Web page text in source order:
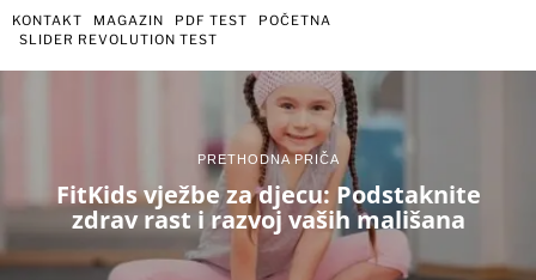
KONTAKT MAGAZIN PDF TEST
POČETNA
SLIDER REVOLUTION TEST
PRETHODNA PRIČA
FitKids vježbe za djecu: Podstaknite
zdrav rast i razvoj vaših mališana